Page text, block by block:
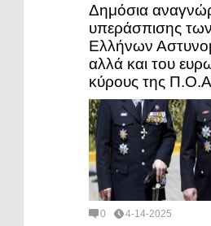
Δημόσια
υπεράσπισης των
Ελλήνων
αλλά και του
κύρους της
0 4-14-2025